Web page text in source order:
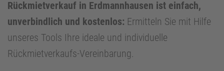
Rückmietverkauf in Erdmannhausen ist einfach,
unverbindlich und kostenlos: Ermitteln Sie mit Hilfe
unseres Tools Ihre ideale und individuelle
Rückmietverkaufs-Vereinbarung.